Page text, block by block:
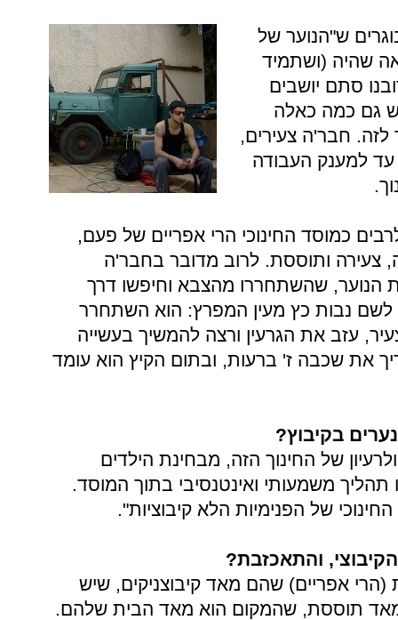
ש"הנוער של
שהיה (ושתמיד
סתם יושבים
גם כמה כאלה
חבר'ה צעירים,
למענק העבודה
כמוסד החינוכי הרי אפריים של פעם,
צעירה ותוססת. לרוב מדובר בחבר'ה
הנוער, שהשתחררו מהצבא וחיפשו דרך
לשם נבות כץ מעין המפרץ: הוא השתחרר
עזב את הגרעין ורצה להמשיך בעשייה
את שכבה ז' ברעות, ובתום הקיץ הוא עומד
בקיבוץ?
של החינוך הזה, מבחינת הילדים
תהליך משמעותי ואינטנסיבי בתוך המוסד.
של הפנימיות הלא קיבוציות".
והתאכזבת?
(הרי אפריים) שהם מאד קיבוצניקים, שיש
מאד תוססת, שהמקום הוא מאד הבית שלהם.